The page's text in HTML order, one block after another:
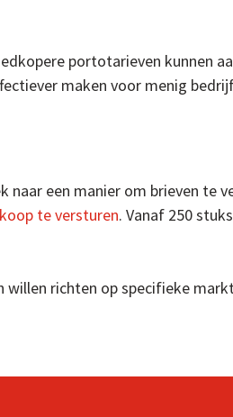
portotarieven kunnen
maken voor menig
een manier om brieven te
te versturen. Vanaf 250
richten op specifieke